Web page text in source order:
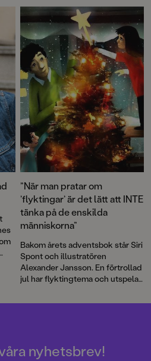
”När man pratar om
’flyktingar’ är det lätt att INTE
tänka på de enskilda
människorna”
Bakom årets adventsbok står Siri
Spont och illustratören
Alexander Jansson. En förtrollad
jul har flyktingtema och utspelar
skimrar av värme och magi.
nyhetsbrev!